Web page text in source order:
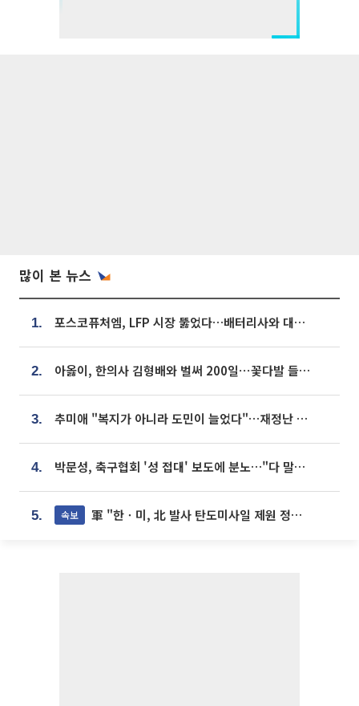
많이 본 뉴스
1. 포스코퓨처엠, LFP 시장 뚫었다…배터리사와 대규모 장기 공급 합의
2. 아옳이, 한의사 김형배와 벌써 200일⋯꽃다발 들고 "프러포즈 아냐"
3. 추미애 "복지가 아니라 도민이 늘었다"…재정난 책임론 정면돌파
4. 박문성, 축구협회 '성 접대' 보도에 분노…"다 말아먹으려고 작정했나"
5. 속보 軍 "한ㆍ미, 北 발사 탄도미사일 제원 정밀분석 중"